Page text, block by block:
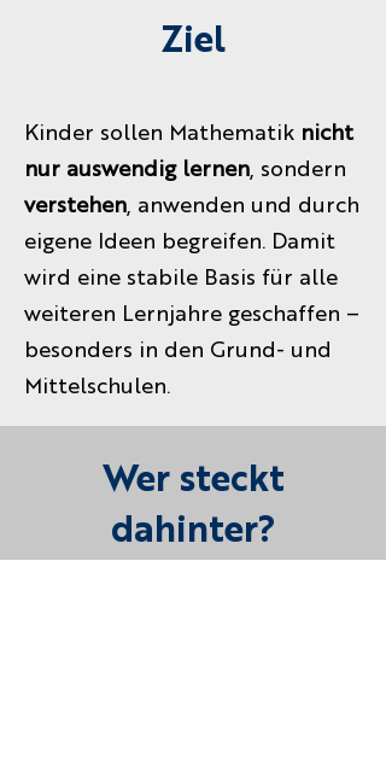
Ziel
Kinder sollen Mathematik nicht
nur auswendig lernen , sondern
verstehen , anwenden und durch
eigene Ideen begreifen. Damit
wird eine stabile Basis für alle
weiteren Lernjahre geschaffen –
besonders in den Grund- und
Mittelschulen.
Wer steckt
dahinter?